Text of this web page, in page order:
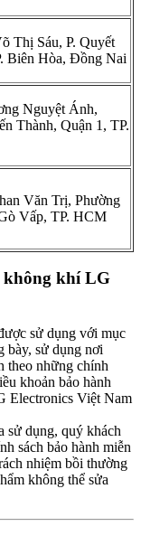
Thị Sáu, P. Quyết
Biên Hòa, Đồng Nai
Nguyệt Ánh,
Thành, Quận 1, TP.
Văn Trị, Phường
Vấp, TP. HCM
không khí LG
sử dụng với mục
bày, sử dụng nơi
theo những chính
khoản bảo hành
Electronics Việt Nam
sử dụng, quý khách
sách bảo hành miễn
nhiệm bồi thường
không thể sửa